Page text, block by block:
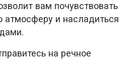
вам почувствовать
атмосферу и насладиться
на речное